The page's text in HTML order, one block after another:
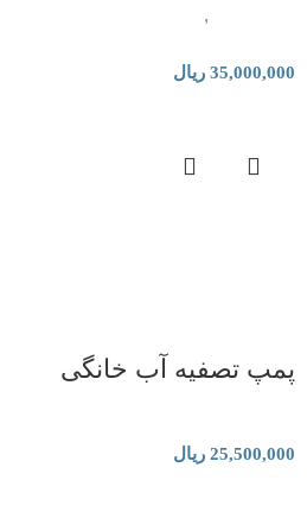
,
35,000,000 ریال
پمپ تصفیه آب خانگی
25,500,000 ریال